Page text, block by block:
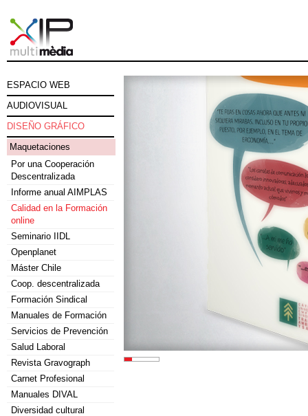
ESPACIO WEB
AUDIOVISUAL
DISEÑO GRÁFICO
Maquetaciones
Por una Cooperación
Descentralizada
Informe anual AIMPLAS
Calidad en la Formación
online
Seminario IIDL
Openplanet
Máster Chile
Coop. descentralizada
Formación Sindical
Manuales de Formación
Servicios de Prevención
Salud Laboral
Revista Gravograph
Carnet Profesional
Manuales DIVAL
Diversidad cultural